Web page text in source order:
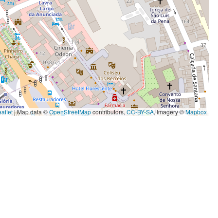
|Map data ©OpenStreetMapcontributors,CC-BY-SA, Imagery ©Mapbox